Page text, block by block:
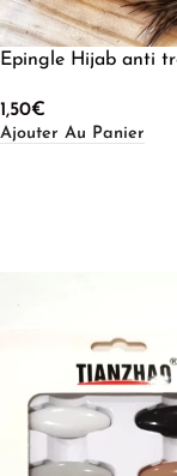
Epingle Hijab anti
1,50€
Ajouter Au Panier